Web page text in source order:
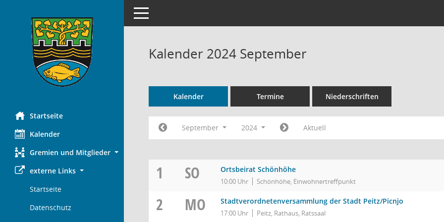
Startseite
Kalender
Gremien und Mitglieder
externe Links
Startseite
Datenschutz
Toggle navigation
Kalender 2024 September
Kalender Termine Niederschriften
September 2024 Aktuell
1 SO Ortsbeirat Schönhöhe
10:00 Uhr Schönhöhe, Einwohnertreffpunkt
2 MO Stadtverordnetenversammlung der Stadt Peitz/Picnjo
17:00 Uhr Peitz, Rathaus, Ratssaal